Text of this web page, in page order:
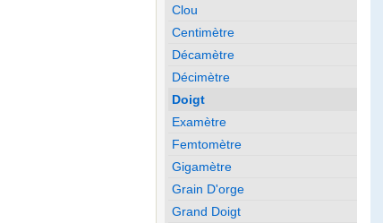
Clou
Centimètre
Décamètre
Décimètre
Doigt
Examètre
Femtomètre
Gigamètre
Grain D'orge
Grand Doigt